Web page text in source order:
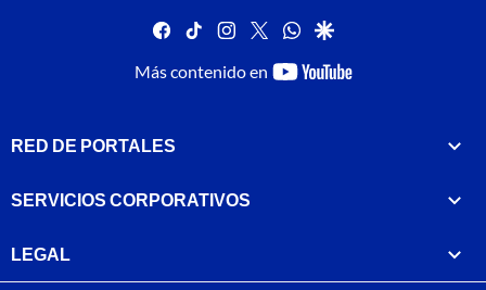
facebook
tiktok instagram
twitterwhatsapp
google
Más contenido en
youtube-
RED DE PORTALES
SERVICIOS CORPORATIVOS
LEGAL